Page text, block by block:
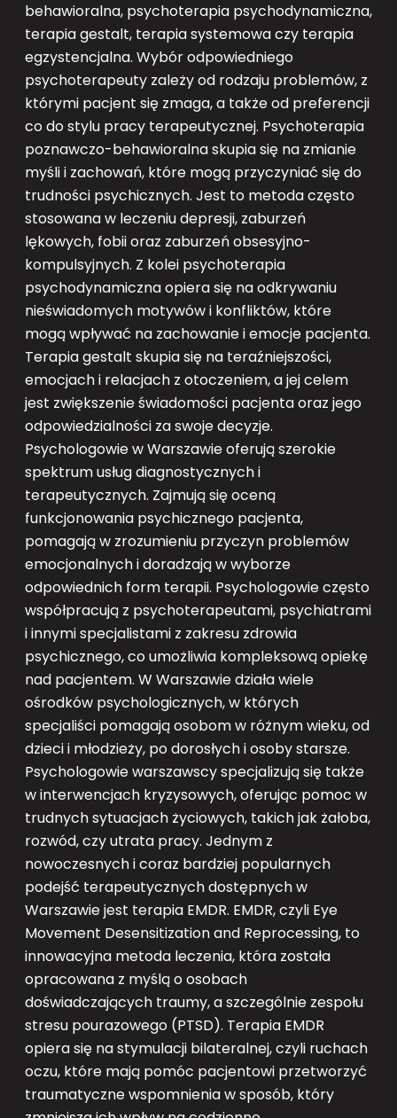
behawioralna, psychoterapia psychodynamiczna,
terapia gestalt, terapia systemowa czy terapia
egzystencjalna. Wybór odpowiedniego
psychoterapeuty zależy od rodzaju problemów, z
którymi pacjent się zmaga, a także od preferencji
co do stylu pracy terapeutycznej. Psychoterapia
poznawczo-behawioralna skupia się na zmianie
myśli i zachowań, które mogą przyczyniać się do
trudności psychicznych. Jest to metoda często
stosowana w leczeniu depresji, zaburzeń
lękowych, fobii oraz zaburzeń obsesyjno-
kompulsyjnych. Z kolei psychoterapia
psychodynamiczna opiera się na odkrywaniu
nieświadomych motywów i konfliktów, które
mogą wpływać na zachowanie i emocje pacjenta.
Terapia gestalt skupia się na teraźniejszości,
emocjach i relacjach z otoczeniem, a jej celem
jest zwiększenie świadomości pacjenta oraz jego
odpowiedzialności za swoje decyzje.
Psychologowie w Warszawie oferują szerokie
spektrum usług diagnostycznych i
terapeutycznych. Zajmują się oceną
funkcjonowania psychicznego pacjenta,
pomagają w zrozumieniu przyczyn problemów
emocjonalnych i doradzają w wyborze
odpowiednich form terapii. Psychologowie często
współpracują z psychoterapeutami, psychiatrami
i innymi specjalistami z zakresu zdrowia
psychicznego, co umożliwia kompleksową opiekę
nad pacjentem. W Warszawie działa wiele
ośrodków psychologicznych, w których
specjaliści pomagają osobom w różnym wieku, od
dzieci i młodzieży, po dorosłych i osoby starsze.
Psychologowie warszawscy specjalizują się także
w interwencjach kryzysowych, oferując pomoc w
trudnych sytuacjach życiowych, takich jak żałoba,
rozwód, czy utrata pracy. Jednym z
nowoczesnych i coraz bardziej popularnych
podejść terapeutycznych dostępnych w
Warszawie jest terapia EMDR. EMDR, czyli Eye
Movement Desensitization and Reprocessing, to
innowacyjna metoda leczenia, która została
opracowana z myślą o osobach
doświadczających traumy, a szczególnie zespołu
stresu pourazowego (PTSD). Terapia EMDR
opiera się na stymulacji bilateralnej, czyli ruchach
oczu, które mają pomóc pacjentowi przetworzyć
traumatyczne wspomnienia w sposób, który